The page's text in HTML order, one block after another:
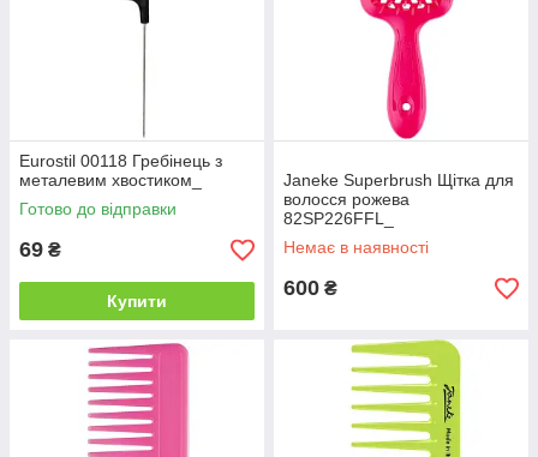
Eurostil 00118 Гребінець з
металевим хвостиком_
Готово до відправки
69 ₴
Купити
Janeke Superbrush Щітка для
волосся рожева
82SP226FFL_
Немає в наявності
600 ₴